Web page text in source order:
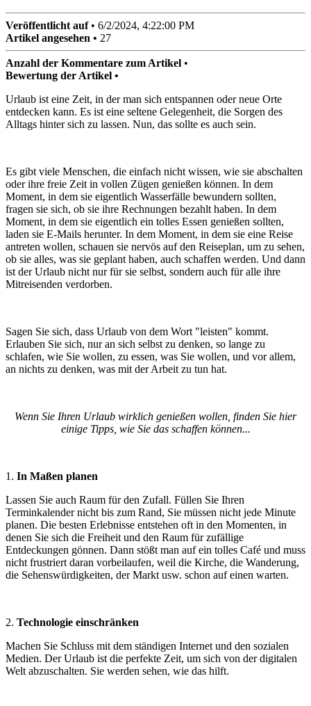
Veröffentlicht auf• 6/2/2024, 4:22:00 PM
Artikel angesehen • 27
Anzahl der Kommentare zum Artikel •
Bewertung der Artikel •
Urlaub ist eine Zeit, in der man sich entspannen oder neue Orte
entdecken kann. Es ist eine seltene Gelegenheit, die Sorgen des
Alltags hinter sich zu lassen. Nun, das sollte es auch sein.
Es gibt viele Menschen, die einfach nicht wissen, wie sie abschalten
oder ihre freie Zeit in vollen Zügen genießen können. In dem
Moment, in dem sie eigentlich Wasserfälle bewundern sollten,
fragen sie sich, ob sie ihre Rechnungen bezahlt haben. In dem
Moment, in dem sie eigentlich ein tolles Essen genießen sollten,
laden sie E-Mails herunter. In dem Moment, in dem sie eine Reise
antreten wollen, schauen sie nervös auf den Reiseplan, um zu sehen,
ob sie alles, was sie geplant haben, auch schaffen werden. Und dann
ist der Urlaub nicht nur für sie selbst, sondern auch für alle ihre
Mitreisenden verdorben.
Sagen Sie sich, dass Urlaub von dem Wort "leisten" kommt.
Erlauben Sie sich, nur an sich selbst zu denken, so lange zu
schlafen, wie Sie wollen, zu essen, was Sie wollen, und vor allem,
an nichts zu denken, was mit der Arbeit zu tun hat.
Wenn Sie Ihren Urlaub wirklich genießen wollen, finden Sie hier
einige Tipps, wie Sie das schaffen können...
1. In Maßen planen
Lassen Sie auch Raum für den Zufall. Füllen Sie Ihren
Terminkalender nicht bis zum Rand, Sie müssen nicht jede Minute
planen. Die besten Erlebnisse entstehen oft in den Momenten, in
denen Sie sich die Freiheit und den Raum für zufällige
Entdeckungen gönnen. Dann stößt man auf ein tolles Café und muss
nicht frustriert daran vorbeilaufen, weil die Kirche, die Wanderung,
die Sehenswürdigkeiten, der Markt usw. schon auf einen warten.
2. Technologie einschränken
Machen Sie Schluss mit dem ständigen Internet und den sozialen
Medien. Der Urlaub ist die perfekte Zeit, um sich von der digitalen
Welt abzuschalten. Sie werden sehen, wie das hilft.